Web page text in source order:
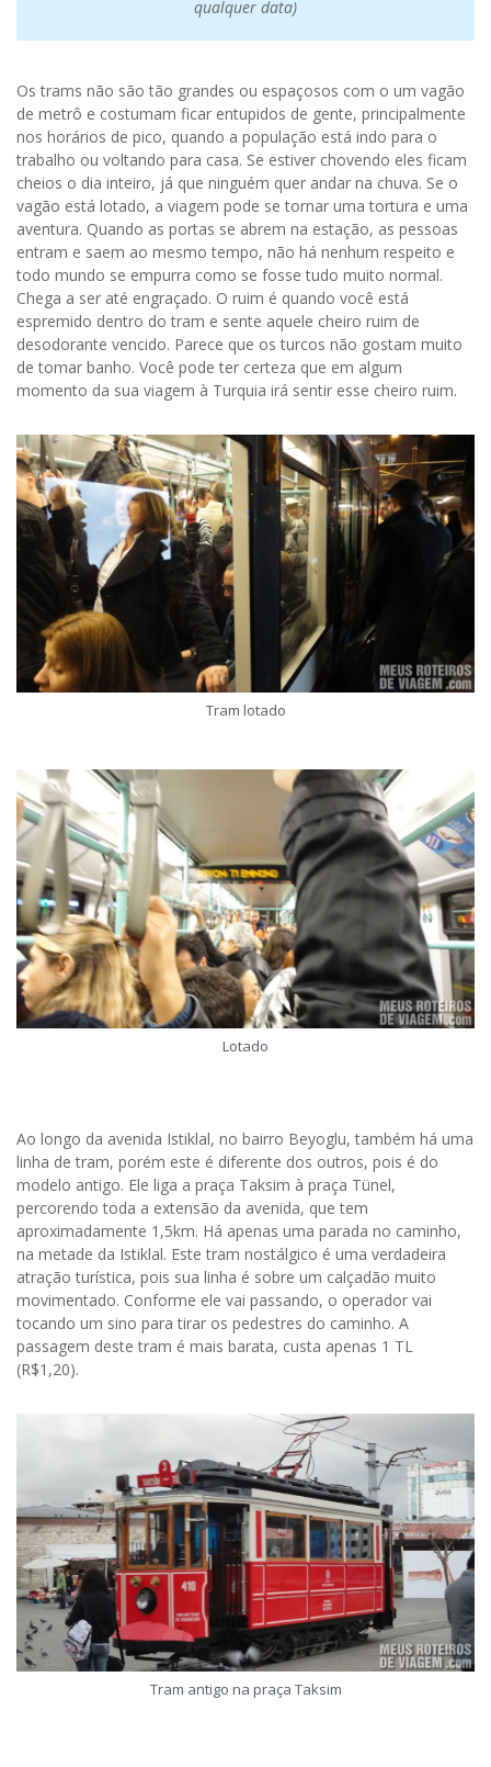
qualquer data)
Os trams não são tão grandes ou espaçosos com o um vagão
de metrô e costumam ficar entupidos de gente, principalmente
nos horários de pico, quando a população está indo para o
trabalho ou voltando para casa. Se estiver chovendo eles ficam
cheios o dia inteiro, já que ninguém quer andar na chuva. Se o
vagão está lotado, a viagem pode se tornar uma tortura e uma
aventura. Quando as portas se abrem na estação, as pessoas
entram e saem ao mesmo tempo, não há nenhum respeito e
todo mundo se empurra como se fosse tudo muito normal.
Chega a ser até engraçado. O ruim é quando você está
espremido dentro do tram e sente aquele cheiro ruim de
desodorante vencido. Parece que os turcos não gostam muito
de tomar banho. Você pode ter certeza que em algum
momento da sua viagem à Turquia irá sentir esse cheiro ruim.
Tram lotado
Lotado
Ao longo da avenida Istiklal, no bairro Beyoglu, também há uma
linha de tram, porém este é diferente dos outros, pois é do
modelo antigo. Ele liga a praça Taksim à praça Tünel,
percorendo toda a extensão da avenida, que tem
aproximadamente 1,5km. Há apenas uma parada no caminho,
na metade da Istiklal. Este tram nostálgico é uma verdadeira
atração turística, pois sua linha é sobre um calçadão muito
movimentado. Conforme ele vai passando, o operador vai
tocando um sino para tirar os pedestres do caminho. A
passagem deste tram é mais barata, custa apenas 1 TL
(R$1,20).
Tram antigo na praça Taksim